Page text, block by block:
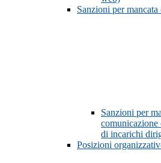
Sanzioni per
Sanzioni per
comunicazione
di incarichi
Posizioni